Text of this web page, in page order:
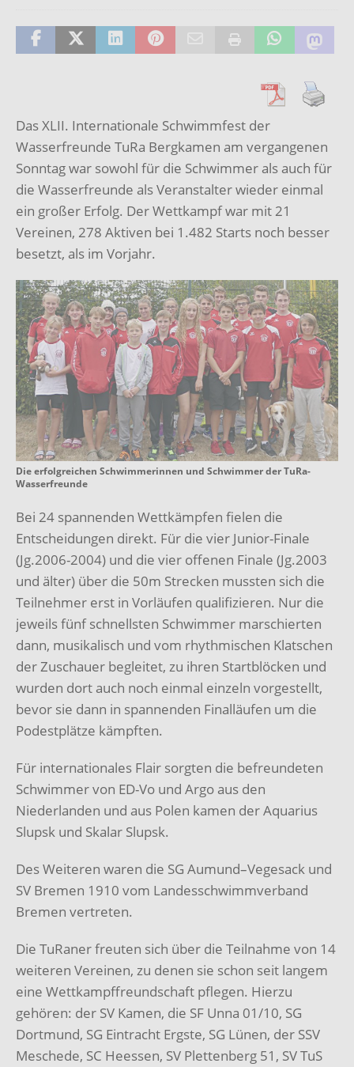
Das XLII. Internationale Schwimmfest der
Wasserfreunde TuRa Bergkamen am vergangenen
Sonntag war sowohl für die Schwimmer als auch für
die Wasserfreunde als Veranstalter wieder einmal
ein großer Erfolg. Der Wettkampf war mit 21
Vereinen, 278 Aktiven bei 1.482 Starts noch besser
besetzt, als im Vorjahr.
Die erfolgreichen Schwimmerinnen und Schwimmer der TuRa-
Wasserfreunde
Bei 24 spannenden Wettkämpfen fielen die
Entscheidungen direkt. Für die vier Junior-Finale
(Jg.2006-2004) und die vier offenen Finale (Jg.2003
und älter) über die 50m Strecken mussten sich die
Teilnehmer erst in Vorläufen qualifizieren. Nur die
jeweils fünf schnellsten Schwimmer marschierten
dann, musikalisch und vom rhythmischen Klatschen
der Zuschauer begleitet, zu ihren Startblöcken und
wurden dort auch noch einmal einzeln vorgestellt,
bevor sie dann in spannenden Finalläufen um die
Podestplätze kämpften.
Für internationales Flair sorgten die befreundeten
Schwimmer von ED-Vo und Argo aus den
Niederlanden und aus Polen kamen der Aquarius
Slupsk und Skalar Slupsk.
Des Weiteren waren die SG Aumund–Vegesack und
SV Bremen 1910 vom Landesschwimmverband
Bremen vertreten.
Die TuRaner freuten sich über die Teilnahme von 14
weiteren Vereinen, zu denen sie schon seit langem
eine Wettkampffreundschaft pflegen. Hierzu
gehören: der SV Kamen, die SF Unna 01/10, SG
Dortmund, SG Eintracht Ergste, SG Lünen, der SSV
Meschede, SC Heessen, SV Plettenberg 51, SV TuS